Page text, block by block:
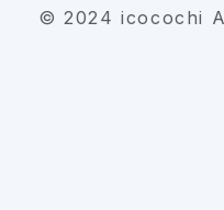
© 2024 icocochi